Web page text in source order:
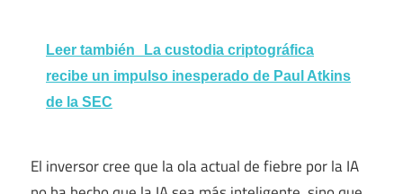
Leer también
La custodia criptográfica
recibe un impulso inesperado de Paul Atkins
de la SEC
El inversor cree que la ola actual de fiebre por la IA